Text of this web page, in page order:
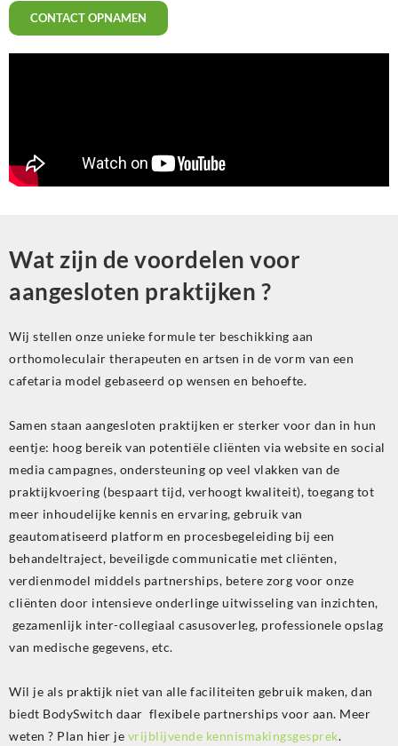
CONTACT OPNAMEN
Wat zijn de voordelen voor
aangesloten praktijken ?
Wij stellen onze unieke formule ter beschikking aan
orthomoleculair therapeuten en artsen in de vorm van een
cafetaria model gebaseerd op wensen en behoefte.
Samen staan aangesloten praktijken er sterker voor dan in hun
eentje: hoog bereik van potentiële cliënten via website en social
media campagnes, ondersteuning op veel vlakken van de
praktijkvoering (bespaart tijd, verhoogt kwaliteit), toegang tot
meer inhoudelijke kennis en ervaring, gebruik van
geautomatiseerd platform en procesbegeleiding bij een
behandeltraject, beveiligde communicatie met cliënten,
verdienmodel middels partnerships, betere zorg voor onze
cliënten door intensieve onderlinge uitwisseling van inzichten,
gezamenlijk inter-collegiaal casusoverleg, professionele opslag
van medische gegevens, etc.
Wil je als praktijk niet van alle faciliteiten gebruik maken, dan
biedt BodySwitch daar flexibele partnerships voor aan. Meer
weten ? Plan hier je vrijblijvende kennismakingsgesprek.